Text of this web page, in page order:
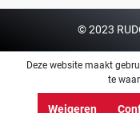
© 2023
Deze website maakt
te
Weigeren